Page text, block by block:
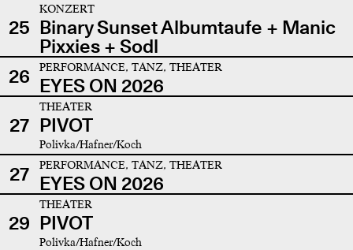
25
KONZERT
Binary Sunset Albumtaufe + Manic
Pixxies + Sodl
26
PERFORMANCE, TANZ, THEATER
EYES ON 2026
27
THEATER
PIVOT
Polivka/Hafner/Koch
27 PERFORMANCE, TANZ, THEATER
EYES ON 2026
29
THEATER
PIVOT
Polivka/Hafner/Koch